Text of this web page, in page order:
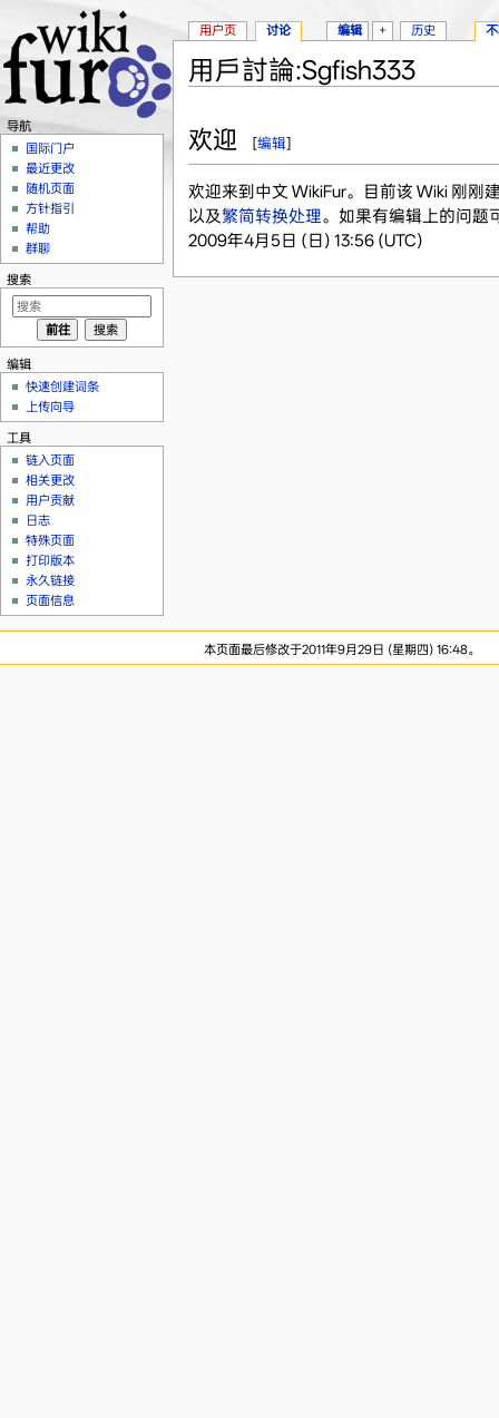
用戶討論:Sgfish333
欢迎 [编辑]
欢迎来到中文 WikiFur。目前该 Wiki 刚刚
以及繁简转换处理。如果有编辑上的问题
2009年4月5日 (日) 13:56 (UTC)
用户页 讨论 编辑 + 历史
导航
国际门户
最近更改
随机页面
方针指引
帮助
群聊
搜索
编辑
快速创建词条
上传向导
工具
链入页面
相关更改
用户贡献
日志
特殊页面
打印版本
永久链接
页面信息
本页面最后修改于2011年9月29日 (星期四) 16:48。